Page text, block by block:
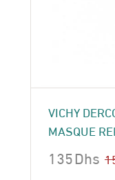
VICHY
MASQUE
135Dhs